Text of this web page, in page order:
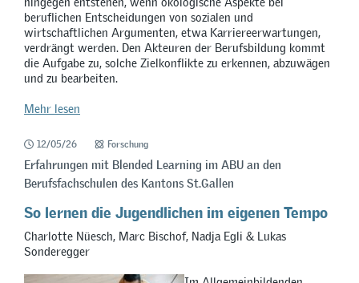
beruflichen Entscheidungen von sozialen und
wirtschaftlichen Argumenten, etwa Karriereerwartungen,
verdrängt werden. Den Akteuren der Berufsbildung kommt
die Aufgabe zu, solche Zielkonflikte zu erkennen, abzuwägen
und zu bearbeiten.
Mehr lesen
12/05/26 Forschung
Erfahrungen mit Blended Learning im ABU an den
Berufsfachschulen des Kantons St.Gallen
So lernen die Jugendlichen im eigenen Tempo
Charlotte Nüesch, Marc Bischof, Nadja Egli & Lukas
Sonderegger